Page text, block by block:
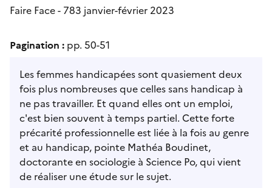
Faire Face - 783 janvier-février 2023
Pagination : pp. 50-51
Les femmes handicapées sont quasiement deux
fois plus nombreuses que celles sans handicap à
ne pas travailler. Et quand elles ont un emploi,
c'est bien souvent à temps partiel. Cette forte
précarité professionnelle est liée à la fois au genre
et au handicap, pointe Mathéa Boudinet,
doctorante en sociologie à Science Po, qui vient
de réaliser une étude sur le sujet.